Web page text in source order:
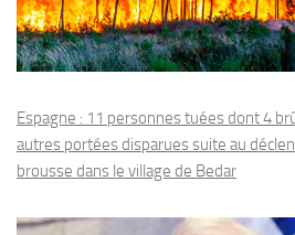
Espagne : 11 personnes tuées dont 4
autres portées disparues suite au
brousse dans le village de Bedar